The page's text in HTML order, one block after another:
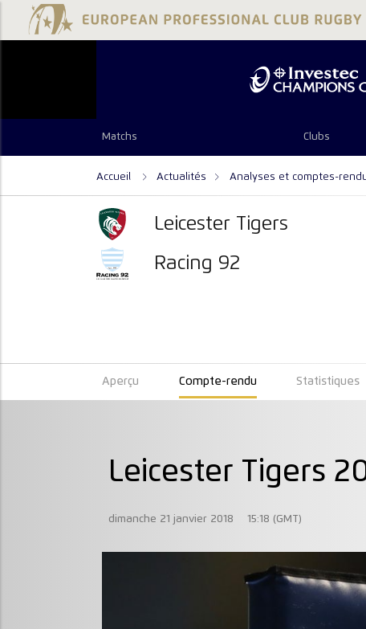
Matchs Clubs
Accueil Actualités Analyses et comptes-
Leicester Tigers
Racing 92
Aperçu Compte-rendu Statistiques
Leicester Tigers
dimanche 21 janvier 2018 15:18 (GMT)